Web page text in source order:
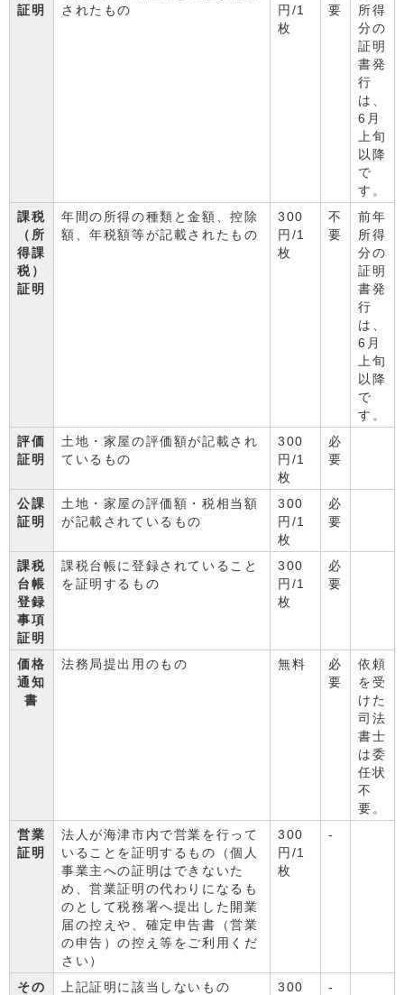
証明
されたもの
円/1
枚
要
所得
分の
証明
書発
行
は、
6月
上旬
以降
で
す。
課税
（所
得課
税）
証明
年間の所得の種類と金額、控除
額、年税額等が記載されたもの
300
円/1
枚
不
要
前年
所得
分の
証明
書発
行
は、
6月
上旬
以降
で
す。
評価
証明
土地・家屋の評価額が記載され
ているもの
300
円/1
枚
必
要
公課
証明
土地・家屋の評価額・税相当額
が記載されているもの
300
円/1
枚
必
要
課税
台帳
登録
事項
証明
課税台帳に登録されていること
を証明するもの
300
円/1
枚
必
要
価格
通知
書
法務局提出用のもの 無料
必
要
依頼
を受
けた
司法
書士
は委
任状
不
要。
営業
証明
法人が海津市内で営業を行って
いることを証明するもの（個人
事業主への証明はできないた
め、営業証明の代わりになるも
のとして税務署へ提出した開業
届の控えや、確定申告書（営業
の申告）の控え等をご利用くだ
さい）
300
円/1
枚
-
その
上記証明に該当しないもの
300
-